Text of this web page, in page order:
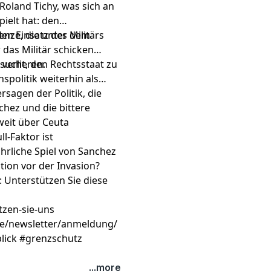
Tichy, was sich an
hat: den
Einsatz des Militärs
die unter dem
Militär schicken
den Rechtsstaat zu
weiterhin als
der Politik, die
und die bittere
über Ceuta
Faktor ist
Spiel von Sanchez
vor der Invasion?
Unterstützen Sie diese
sie-uns
newsletter/anmeldung/
#grenzschutz
...more